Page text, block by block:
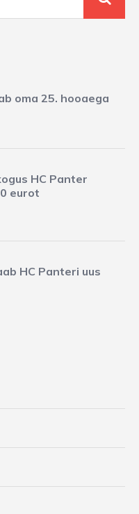
oma 25. hooaega
HC Panter
eurot
HC Panteri uus